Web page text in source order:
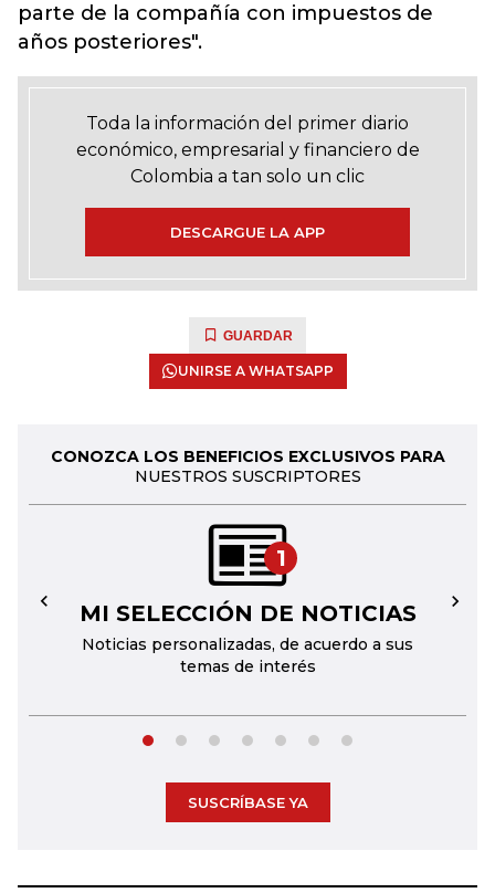
parte de la compañía con impuestos de
años posteriores".
Toda la información del primer diario
económico, empresarial y financiero de
Colombia a tan solo un clic
DESCARGUE LA APP
GUARDAR
UNIRSE A WHATSAPP
CONOZCA LOS BENEFICIOS EXCLUSIVOS PARA
NUESTROS SUSCRIPTORES
1
MI SELECCIÓN DE NOTICIAS
Noticias personalizadas, de acuerdo a sus
temas de interés
← →
SUSCRÍBASE YA